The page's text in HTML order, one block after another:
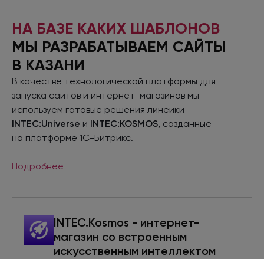
НА БАЗЕ КАКИХ ШАБЛОНОВ
МЫ РАЗРАБАТЫВАЕМ САЙТЫ
В КАЗАНИ
В качестве технологической платформы для
запуска сайтов и интернет-магазинов мы
используем готовые решения линейки
INTEC:Universe и INTEC:KOSMOS, созданные
на платформе 1С-Битрикс.
Подробнее
INTEC.Kosmos - интернет-
магазин со встроенным
искусственным интеллектом